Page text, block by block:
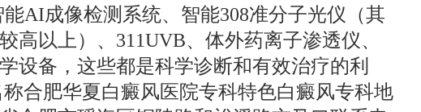
能AI成像检测系统、智能308准分子光仪（其
高以上）、311UVB、体外药离子渗透仪、
设备，这些都是科学诊断和有效治疗的利
合肥华夏白癜风医院专科特色白癜风专科地